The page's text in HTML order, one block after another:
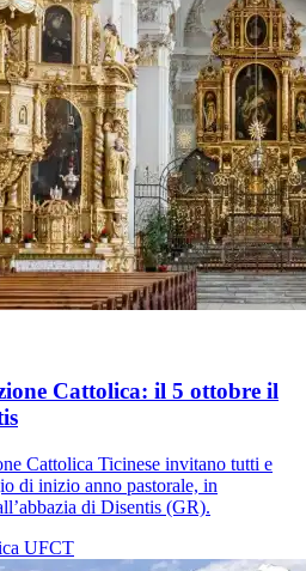
Cattolica: il 5 ottobre il
Cattolica Ticinese invitano tutti e
di inizio anno pastorale, in
di Disentis (GR).
UFCT